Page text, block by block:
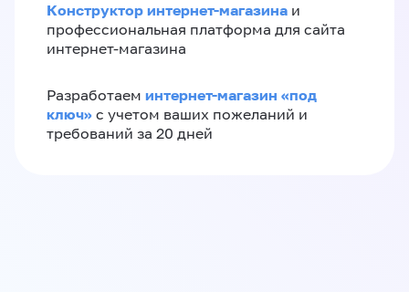
Конструктор интернет-магазина и
профессиональная платформа для сайта
интернет-магазина
Разработаем интернет-магазин «‎под
ключ»‎ с учетом ваших пожеланий и
требований за 20 дней